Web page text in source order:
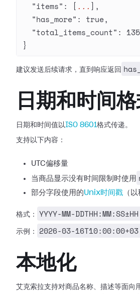
  "items"
: [ ... ],
  "has_more"
: true,
  "total_items_count"
: 135
}
建议发送后续请求，直到响应返回
日期和时间
日期和时间值以ISO 8601格式传递。
支持以下内容：
UTC偏移量
当商品显示没有时间限制时使用
部分字段使用的Unix时间戳 （
格式： YYYY-MM-
示例： 2026-03-
本地化
艾克索拉支持对商品名称、描述等面向